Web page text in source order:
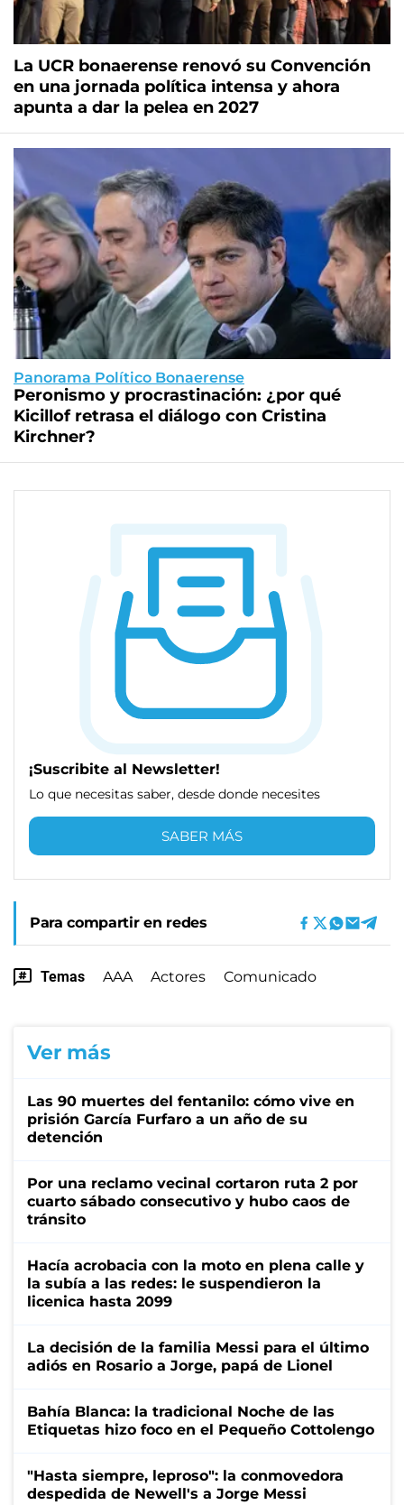
La UCR bonaerense renovó su Convención
en una jornada política intensa y ahora
apunta a dar la pelea en 2027
Panorama Político Bonaerense
Peronismo y procrastinación: ¿por qué
Kicillof retrasa el diálogo con Cristina
Kirchner?
¡Suscribite al Newsletter!
Lo que necesitas saber, desde donde necesites
SABER MÁS
Para compartir en redes
Temas AAA Actores Comunicado
Ver más
Las 90 muertes del fentanilo: cómo vive en
prisión García Furfaro a un año de su
detención
Por una reclamo vecinal cortaron ruta 2 por
cuarto sábado consecutivo y hubo caos de
tránsito
Hacía acrobacia con la moto en plena calle y
la subía a las redes: le suspendieron la
licenica hasta 2099
La decisión de la familia Messi para el último
adiós en Rosario a Jorge, papá de Lionel
Bahía Blanca: la tradicional Noche de las
Etiquetas hizo foco en el Pequeño Cottolengo
"Hasta siempre, leproso": la conmovedora
despedida de Newell's a Jorge Messi